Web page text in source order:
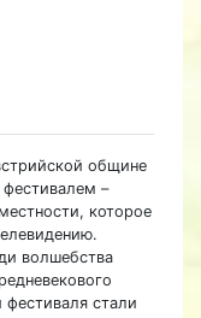
общине
–
которое
волшебства
фестиваля стали